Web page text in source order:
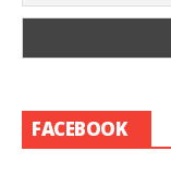
FACEBOOK